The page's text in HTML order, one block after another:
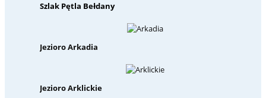
Szlak Pętla Bełdany
Jezioro Arkadia
Jezioro Arklickie